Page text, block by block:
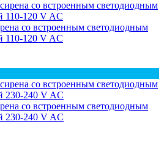
со встроенным светодиодным
110-120 V AC
со встроенным светодиодным
230-240 V AC